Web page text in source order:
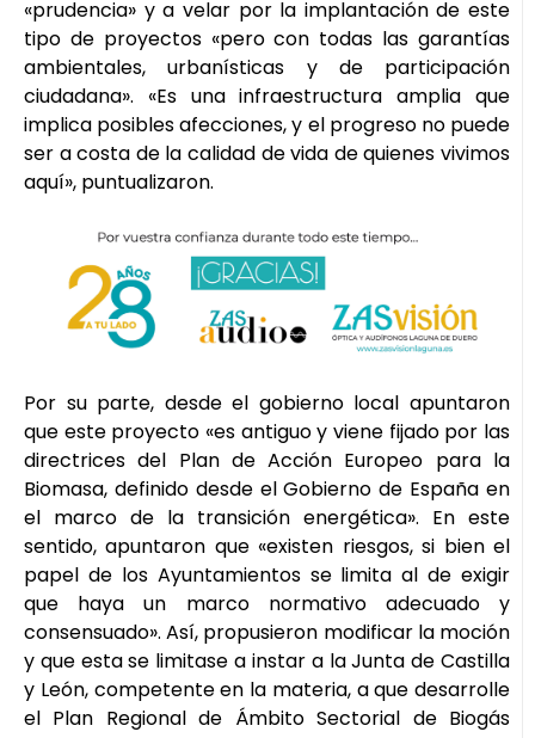
«prudencia» y a velar por la implantación de este
tipo de proyectos «pero con todas las garantías
ambientales, urbanísticas y de participación
ciudadana». «Es una infraestructura amplia que
implica posibles afecciones, y el progreso no puede
ser a costa de la calidad de vida de quienes vivimos
aquí», puntualizaron.
Por su parte, desde el gobierno local apuntaron
que este proyecto «es antiguo y viene fijado por las
directrices del Plan de Acción Europeo para la
Biomasa, definido desde el Gobierno de España en
el marco de la transición energética». En este
sentido, apuntaron que «existen riesgos, si bien el
papel de los Ayuntamientos se limita al de exigir
que haya un marco normativo adecuado y
consensuado». Así, propusieron modificar la moción
y que esta se limitase a instar a la Junta de Castilla
y León, competente en la materia, a que desarrolle
el Plan Regional de Ámbito Sectorial de Biogás